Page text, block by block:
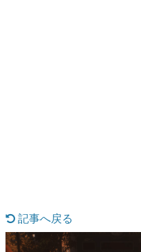
なんでゲー
ゲーム開発者・
記事へ戻る